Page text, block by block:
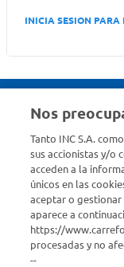
INICIA SESION PARA
Estamos para
¿Tenés una
Descubrí
Nos
Tanto INC S.A.
sus accionistas y/o
acceden a la
únicos en las
aceptar o gestionar
aparece a
https://
procesadas y no
--